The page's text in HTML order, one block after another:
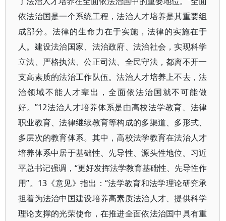
依法治国是一个系统工程，法治人才培养是其重要组
成部分。法律的生命力在于实施，法律的实施在于
人。建设法治国家、法治政府、法治社会，实现科学
立法、严格执法、公正司法、全民守法，都离不开一
支高素质的法治工作队伍。法治人才培养上不去，法
治领域不能人才辈出，全面依法治国就不可能做
好。”12法治人才培养体系是由高校法学教育、法律
职业教育、法律继续教育等构成的多渠道、多形式、
多层次的教育体系。其中，高校法学教育在法治人才
培养体系中居于基础性、先导性、源头性地位。习近
平总书记强调，“更好发挥法学教育基础性、先导性作
用”。13《意见》指出：“法学教育和法学理论研究承
担着为法治中国建设培养高素质法治人才、提供科学
理论支撑的光荣使命，在推进全面依法治国中具有重